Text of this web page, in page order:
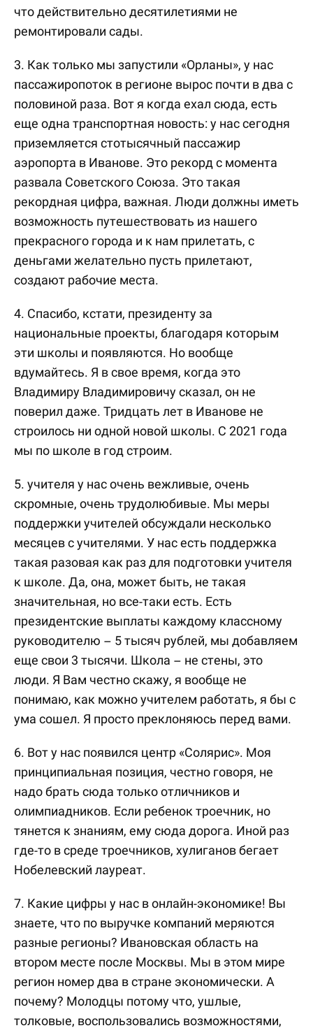
что действительно десятилетиями не
ремонтировали сады.
3. Как только мы запустили «Орланы», у нас
пассажиропоток в регионе вырос почти в два с
половиной раза. Вот я когда ехал сюда, есть
еще одна транспортная новость: у нас сегодня
приземляется стотысячный пассажир
аэропорта в Иванове. Это рекорд с момента
развала Советского Союза. Это такая
рекордная цифра, важная. Люди должны иметь
возможность путешествовать из нашего
прекрасного города и к нам прилетать, с
деньгами желательно пусть прилетают,
создают рабочие места.
4. Спасибо, кстати, президенту за
национальные проекты, благодаря которым
эти школы и появляются. Но вообще
вдумайтесь. Я в свое время, когда это
Владимиру Владимировичу сказал, он не
поверил даже. Тридцать лет в Иванове не
строилось ни одной новой школы. С 2021 года
мы по школе в год строим.
5. учителя у нас очень вежливые, очень
скромные, очень трудолюбивые. Мы меры
поддержки учителей обсуждали несколько
месяцев с учителями. У нас есть поддержка
такая разовая как раз для подготовки учителя
к школе. Да, она, может быть, не такая
значительная, но все-таки есть. Есть
президентские выплаты каждому классному
руководителю – 5 тысяч рублей, мы добавляем
еще свои 3 тысячи. Школа – не стены, это
люди. Я Вам честно скажу, я вообще не
понимаю, как можно учителем работать, я бы с
ума сошел. Я просто преклоняюсь перед вами.
6. Вот у нас появился центр «Солярис». Моя
принципиальная позиция, честно говоря, не
надо брать сюда только отличников и
олимпиадников. Если ребенок троечник, но
тянется к знаниям, ему сюда дорога. Иной раз
где-то в среде троечников, хулиганов бегает
Нобелевский лауреат.
7. Какие цифры у нас в онлайн-экономике! Вы
знаете, что по выручке компаний меряются
разные регионы? Ивановская область на
втором месте после Москвы. Мы в этом мире
регион номер два в стране экономически. А
почему? Молодцы потому что, ушлые,
толковые, воспользовались возможностями,